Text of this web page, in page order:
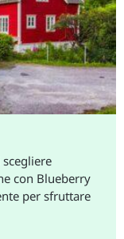
con Blueberry
per sfruttare